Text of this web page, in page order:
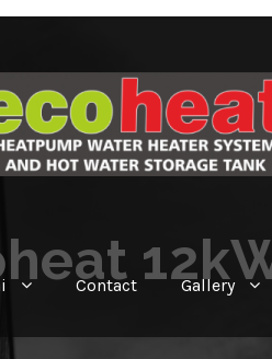
Contact Gallery
heat pump kolam renang, heat